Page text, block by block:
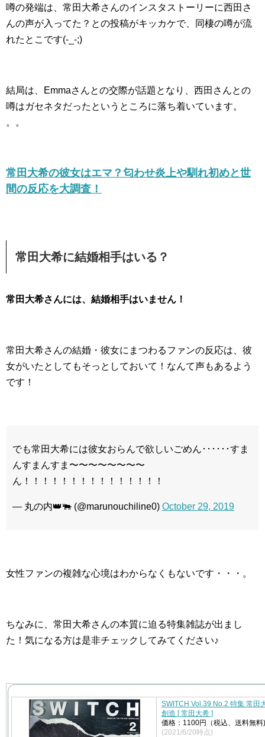
噂の発端は、常田大希さんのインスタストーリーに西田さ
んの声が入ってた？との投稿がキッカケで、同棲の噂が流
れたとこです(-_-;)
結局は、Emmaさんとの交際が話題となり、西田さんとの
噂はガセネタだったというところに落ち着いています。
。。
常田大希の彼女はエマ？匂わせ炎上や馴れ初めと世
間の反応を大調査！
常田大希に結婚相手はいる？
常田大希さんには、結婚相手はいません！
常田大希さんの結婚・彼女にまつわるファンの反応は、彼
女がいたとしてもそっとしておいて！なんて声もあるよう
です！
でも常田大希には彼女おらんで欲しいごめん･･････すま
んすまんすま〜〜〜〜〜〜〜〜
ん！！！！！！！！！！！！！！！
— 丸の内👑🐃 (@marunouchiline0) October 29, 2019
女性ファンの複雑な心境はわからなくもないです・・・。
ちなみに、常田大希さんの本質に迫る特集雑誌が出まし
た！気になる方は是非チェックしてみてください♪
SWITCH Vol.39 No.2 特集 常田
創造 [ 常田大希 ]
価格：1100円（税込、送料無料)
(2021/6/20時点)